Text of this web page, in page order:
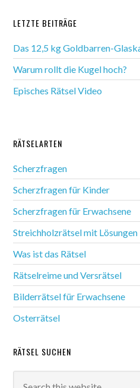
LETZTE BEITRÄGE
Das 12,5 kg Goldbarren-
Warum rollt die Kugel hoch?
Episches Rätsel Video
RÄTSELARTEN
Scherzfragen
Scherzfragen für Kinder
Scherzfragen für Erwachsene
Streichholzrätsel mit Lösungen
Was ist das Rätsel
Rätselreime und Versrätsel
Bilderrätsel für Erwachsene
Osterrätsel
RÄTSEL SUCHEN